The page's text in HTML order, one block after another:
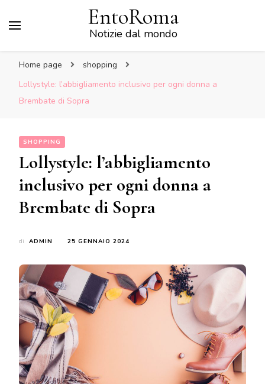
EntoRoma
Notizie dal mondo
Home page
shopping
Lollystyle: l’abbigliamento inclusivo per ogni donna a
Brembate di Sopra
SHOPPING
Lollystyle: l’abbigliamento
inclusivo per ogni donna a
Brembate di Sopra
di ADMIN 25 GENNAIO 2024